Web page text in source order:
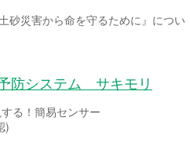
砂災害から命を守るために』につい
防システム サキモリ
る！簡易センサー
)